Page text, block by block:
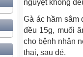
nguyệt không
Gà ác hầm sâm
đều 15g, muối
cho bệnh nhân
thai, sau đẻ.